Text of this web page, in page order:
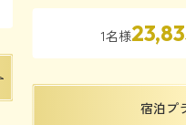
1名様
宿泊プ